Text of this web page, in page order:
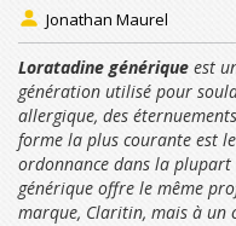
Jonathan Maurel
Loratadine générique est
génération utilisé pour
allergique, des
forme la plus courante est
ordonnance dans la plupart
générique offre le même
marque, Claritin, mais à un